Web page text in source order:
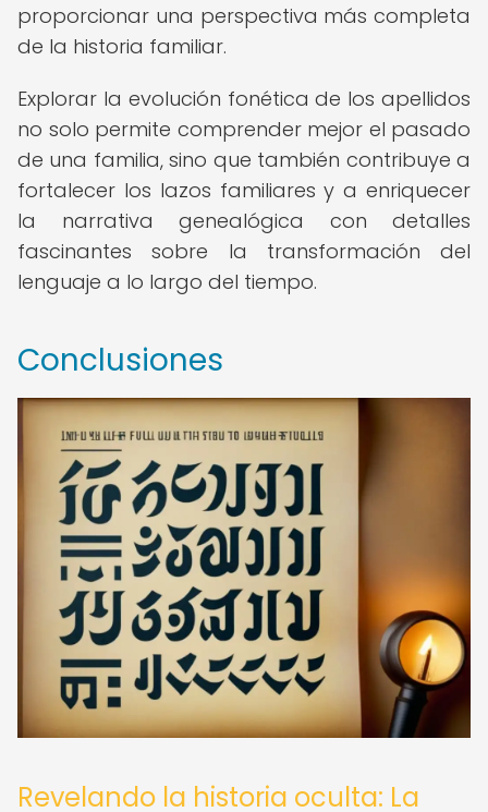
proporcionar una perspectiva más completa
de la historia familiar.
Explorar la evolución fonética de los apellidos
no solo permite comprender mejor el pasado
de una familia, sino que también contribuye a
fortalecer los lazos familiares y a enriquecer
la narrativa genealógica con detalles
fascinantes sobre la transformación del
lenguaje a lo largo del tiempo.
Conclusiones
Revelando la historia oculta: La